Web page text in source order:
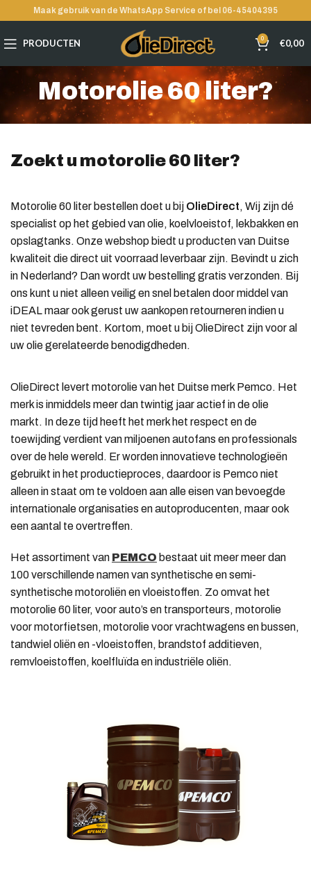
Maak gebruik van de WhatsApp Service of bel 06-45404395
PRODUCTEN 0 €0,00
Motorolie 60 liter?
Zoekt u motorolie 60 liter?
Motorolie 60 liter bestellen doet u bij OlieDirect, Wij zijn dé
specialist op het gebied van olie, koelvloeistof, lekbakken en
opslagtanks. Onze webshop biedt u producten van Duitse
kwaliteit die direct uit voorraad leverbaar zijn. Bevindt u zich
in Nederland? Dan wordt uw bestelling gratis verzonden. Bij
ons kunt u niet alleen veilig en snel betalen door middel van
iDEAL maar ook gerust uw aankopen retourneren indien u
niet tevreden bent. Kortom, moet u bij OlieDirect zijn voor al
uw olie gerelateerde benodigdheden.
OlieDirect levert motorolie van het Duitse merk Pemco. Het
merk is inmiddels meer dan twintig jaar actief in de olie
markt. In deze tijd heeft het merk het respect en de
toewijding verdient van miljoenen autofans en professionals
over de hele wereld. Er worden innovatieve technologieën
gebruikt in het productieproces, daardoor is Pemco niet
alleen in staat om te voldoen aan alle eisen van bevoegde
internationale organisaties en autoproducenten, maar ook
een aantal te overtreffen.
Het assortiment van PEMCO bestaat uit meer meer dan
100 verschillende namen van synthetische en semi-
synthetische motoroliën en vloeistoffen. Zo omvat het
motorolie 60 liter, voor auto’s en transporteurs, motorolie
voor motorfietsen, motorolie voor vrachtwagens en bussen,
tandwiel oliën en -vloeistoffen, brandstof additieven,
remvloeistoffen, koelfluïda en industriële oliën.